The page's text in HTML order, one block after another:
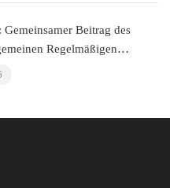
Beitrag des
Regelmäßigen
Vereinten Nationen zu